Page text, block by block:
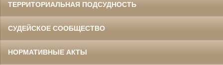
ТЕРРИТОРИАЛЬНАЯ ПОДСУДНОСТЬ
СУДЕЙСКОЕ СООБЩЕСТВО
НОРМАТИВНЫЕ АКТЫ